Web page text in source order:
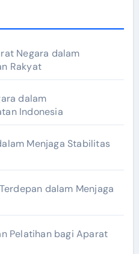
Negara dalam
Rakyat
dalam
Indonesia
Menjaga Stabilitas
dalam Menjaga
Pelatihan bagi Aparat